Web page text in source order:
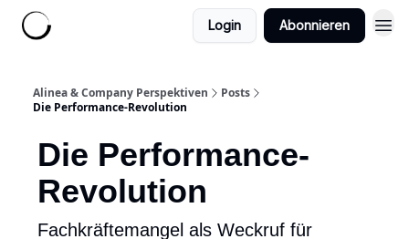
Login Abonnieren
Alinea & Company Perspektiven
Posts
Die Performance-Revolution
Die Performance-
Revolution
Fachkräftemangel als Weckruf für